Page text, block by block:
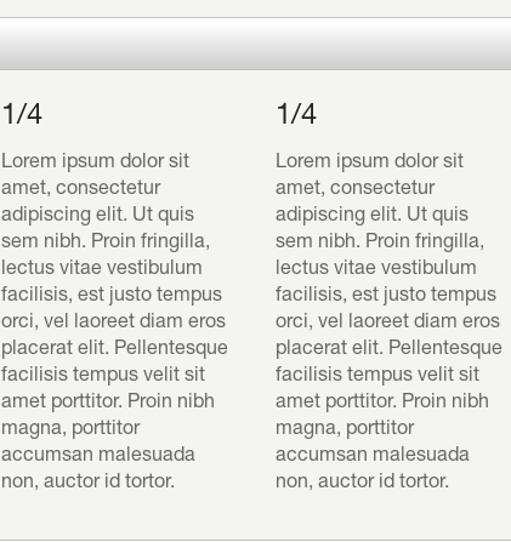
1/4
Lorem ipsum dolor sit
amet, consectetur
adipiscing elit. Ut quis
sem nibh. Proin fringilla,
lectus vitae vestibulum
facilisis, est justo tempus
orci, vel laoreet diam eros
placerat elit. Pellentesque
facilisis tempus velit sit
amet porttitor. Proin nibh
magna, porttitor
accumsan malesuada
non, auctor id tortor.
1/4
Lorem ipsum dolor sit
amet, consectetur
adipiscing elit. Ut quis
sem nibh. Proin fringilla,
lectus vitae vestibulum
facilisis, est justo tempus
orci, vel laoreet diam eros
placerat elit. Pellentesque
facilisis tempus velit sit
amet porttitor. Proin nibh
magna, porttitor
accumsan malesuada
non, auctor id tortor.